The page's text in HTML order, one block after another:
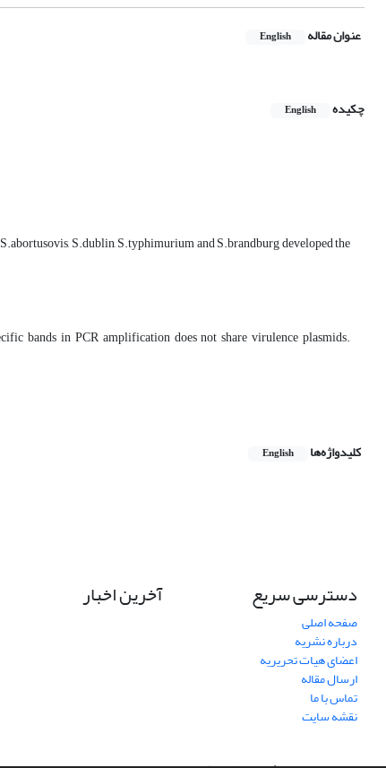
عنوان مقاله English
چکیده English
S.dublin, S.typhimurium and S.brandburg developed the
bands in PCR amplification does not share virulence plasmids.
کلیدواژه‌ها English
دسترسی سریع
صفحه اصلی
درباره نشریه
اعضای هیات تحریریه
ارسال مقاله
تماس با ما
نقشه سایت
آخرین اخبار